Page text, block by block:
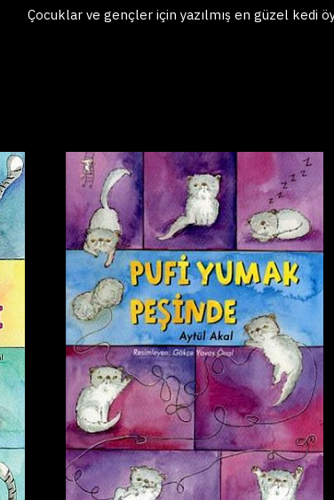
Çocuklar ve gençler için yazılmış en güzel kedi